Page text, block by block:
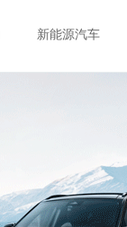
新能源汽车